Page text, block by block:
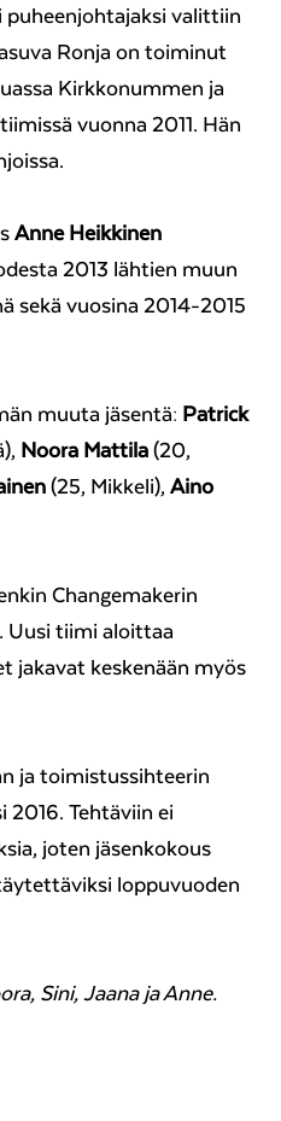
puheenjohtajaksi valittiin
Ronja on toiminut
Kirkkonummen ja
vuonna 2011. Hän
Anne Heikkinen
2013 lähtien muun
sekä vuosina 2014-2015
muuta jäsentä: Patrick
Noora Mattila (20,
(25, Mikkeli), Aino
Changemakerin
Uusi tiimi aloittaa
jakavat keskenään myös
ja toimistussihteerin
2016. Tehtäviin ei
joten jäsenkokous
loppuvuoden
Sini, Jaana ja Anne.